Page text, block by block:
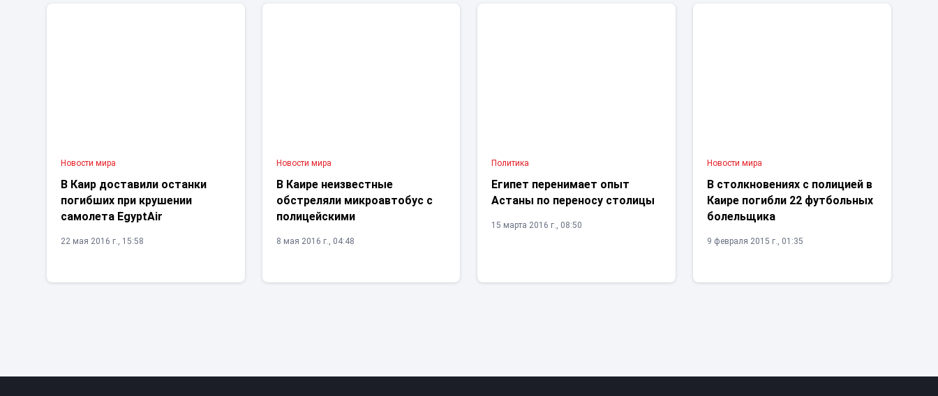
Новости мира
В Каир доставили останки
погибших при крушении
самолета EgyptAir
22 мая 2016 г., 15:58
Новости мира
В Каире неизвестные
обстреляли микроавтобус с
полицейскими
8 мая 2016 г., 04:48
Политика
Египет перенимает опыт
Астаны по переносу столицы
15 марта 2016 г., 08:50
Новости мира
В столкновениях с полицией в
Каире погибли 22 футбольных
болельщика
9 февраля 2015 г., 01:35